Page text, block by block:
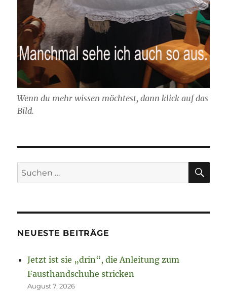
Wenn du mehr wissen möchtest, dann klick auf das
Bild.
Suchen
nach:
NEUESTE BEITRÄGE
Jetzt ist sie „drin“, die Anleitung zum
Fausthandschuhe stricken
August 7, 2026